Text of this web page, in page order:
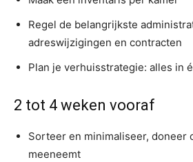
Regel de belangrijkste
adreswijzigingen en contracten
Plan je verhuisstrategie: alles in
2 tot 4 weken vooraf
Sorteer en minimaliseer, doneer
meeneemt